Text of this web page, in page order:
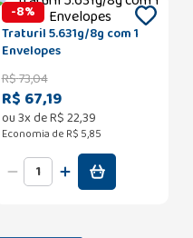
-8%
Traturil 5.631g/8g com 1
Envelopes
R$73,04
R$ 67,19
ou3x deR$22,39
Economia de R$ 5,85